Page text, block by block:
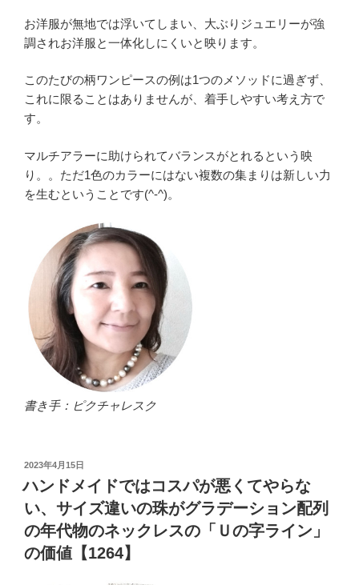
お洋服が無地では浮いてしまい、大ぶりジュエリーが強
調されお洋服と一体化しにくいと映ります。
このたびの柄ワンピースの例は1つのメソッドに過ぎず、
これに限ることはありませんが、着手しやすい考え方で
す。
マルチアラーに助けられてバランスがとれるという映
り。。ただ1色のカラーにはない複数の集まりは新しい力
を生むということです(^-^)。
書き手：ピクチャレスク
投
日:
2023年4月15日
ハンドメイドではコスパが悪くてやらな
い、サイズ違いの珠がグラデーション配列
の年代物のネックレスの「Ｕの字ライン」
の価値【1264】